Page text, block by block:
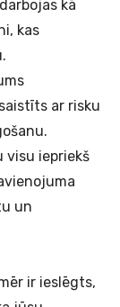
kā
kas
ar risku
visu iepriekš
un
ir ieslēgts,